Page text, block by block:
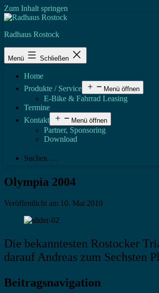
Zum Inhalt springen
Radhaus Rostock
Menü Schließen
Home
Produkte / Service
Menü öffnen
E-Bike & Fahrrad Leasing
Termine
Kontakt
Menü öffnen
Partner, Sponsoring
Download
Suchen …
Olympia 2004
Veröffentlicht am 10. Mai 2010
Die bekanntesten Rostocker
darauf Andreas zum Sechsten
Beitragsnavigation